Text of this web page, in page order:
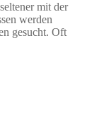
mit der
werden
gesucht. Oft